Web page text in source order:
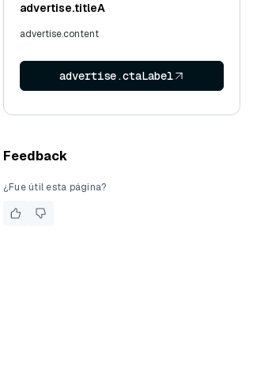
advertise.titleA
advertise.content
advertise.ctaLabel
Feedback
¿Fue útil esta página?